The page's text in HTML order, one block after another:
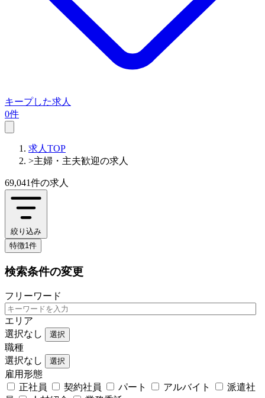
キープした求人
0件
求人TOP
>主婦・主夫歓迎の求人
69,041件の求人
絞り込み
特徴1件
検索条件の変更
フリーワード
エリア
選択なし
選択
職種
選択なし
選択
雇用形態
正社員
契約社員 パート アルバイト
派遣社